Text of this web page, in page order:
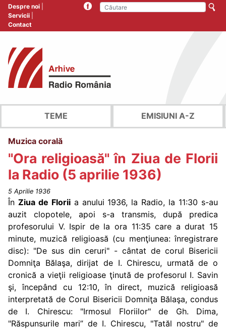
Despre noi
Servicii
Contact
TEME EMISIUNI A-Z
Muzica corală
"Ora religioasă" în Ziua de Florii
la Radio (5 aprilie 1936)
5 Aprilie 1936
În Ziua de Floriia anului 1936, la Radio, la 11:30 s-au
auzit clopotele, apoi s-a transmis, după predica
profesorului V. Ispir de la ora 11:35 care a durat 15
minute, muzică religioasă (cu menţiunea: înregistrare
disc): "De sus din ceruri" - cântat de corul Bisericii
Domniţa Bălaşa, dirijat de I. Chirescu, urmată de o
cronică a vieţii religioase ţinută de profesorul I. Savin
şi, începând cu 12:10, în direct, muzică religioasă
interpretată de Corul Bisericii Domniţa Bălaşa, condus
de I. Chirescu: "Irmosul Floriilor" de Gh. Dima,
"Răspunsurile mari” de I. Chirescu, "Tatăl nostru" de